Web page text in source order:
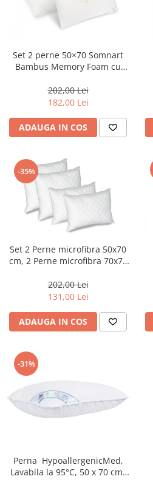
Set 2 perne 50×70 Somnart
Bambus Memory Foam cu
202,00 Lei
182,00 Lei
ADAUGA IN COS
-35%
Set 2 Perne microfibra 50x70
cm, 2 Perne microfibra 70x70
202,00 Lei
131,00 Lei
ADAUGA IN COS
-31%
Perna HypoallergenicMed,
Lavabila la 95°C, 50 x 70 cm-